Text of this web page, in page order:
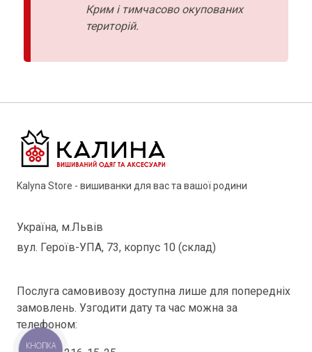
Крим і тимчасово окупованих
територій.
Kalyna Store - вишиванки для вас та вашої родини
Україна, м.Львів
вул. Героїв-УПА, 73, корпус 10 (склад)
Послуга самовивозу доступна лише для попередніх
замовлень. Узгодити дату та час можна за
телефоном:
КНОПКА